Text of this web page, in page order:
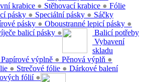
krabice ● Stěhovací krabice ●
pásky ● Speciální pásky ●
pásky ● Oboustranné lepicí pásky ●
balicí pásky ●
Papírové výplně ● Pěnová výplň ●
Fólie
● Strečové fólie ●
fólií ●
Sáčky
Balicí potřeby
Vybavení
skladu
Dárkové balení